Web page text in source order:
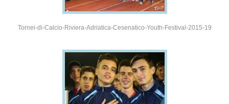
Tornei-di-Calcio-Riviera-Adriatica-Cesenatico-Youth-Festival-2015-19